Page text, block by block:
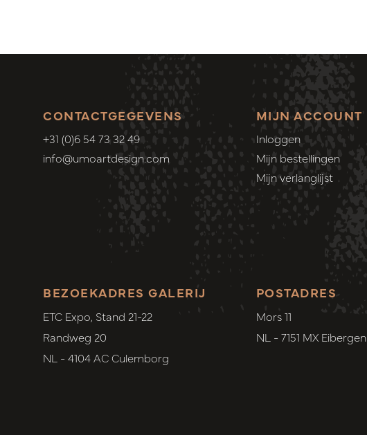
CONTACTGEGEVENS
+31 (0)6 54 73 32 49
info@umoartdesign.com
MIJN ACCOUNT
Inloggen
Mijn bestellingen
Mijn verlanglijst
POSTADRES
Mors 11
NL - 7151 MX Eibergen
BEZOEKADRES GALERIJ
ETC Expo, Stand 21-22
Randweg 20
NL - 4104 AC Culemborg